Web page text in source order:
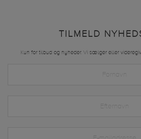
TILMELD
Kun for tilbud og nyheder. Vi sælger eller